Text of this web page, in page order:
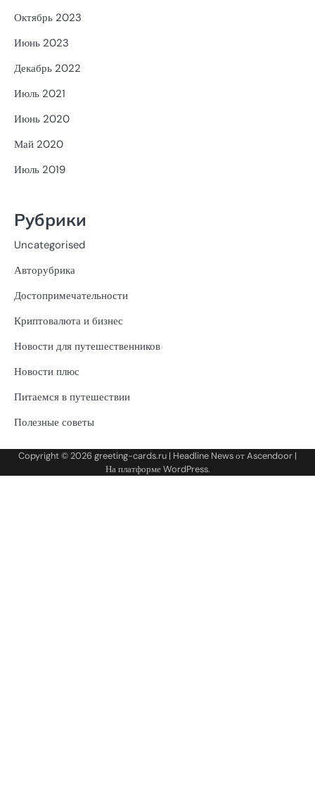
Октябрь 2023
Июнь 2023
Декабрь 2022
Июль 2021
Июнь 2020
Май 2020
Июль 2019
Рубрики
Uncategorised
Авторубрика
Достопримечательности
Криптовалюта и бизнес
Новости для путешественников
Новости плюс
Питаемся в путешествии
Полезные советы
Copyright © 2026greeting-cards.ru | Headline News отAscendoor |
На платформеWordPress.